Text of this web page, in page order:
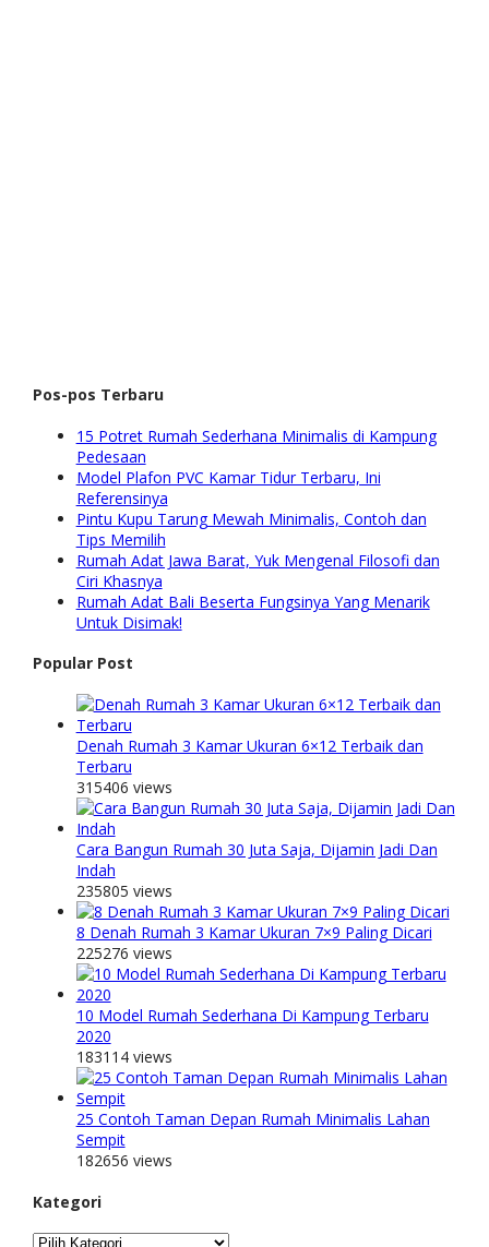
Pos-pos Terbaru
15 Potret Rumah Sederhana Minimalis di Kampung
Pedesaan
Model Plafon PVC Kamar Tidur Terbaru, Ini
Referensinya
Pintu Kupu Tarung Mewah Minimalis, Contoh dan
Tips Memilih
Rumah Adat Jawa Barat, Yuk Mengenal Filosofi dan
Ciri Khasnya
Rumah Adat Bali Beserta Fungsinya Yang Menarik
Untuk Disimak!
Popular Post
Denah Rumah 3 Kamar Ukuran 6×12 Terbaik dan
Terbaru
315406 views
Cara Bangun Rumah 30 Juta Saja, Dijamin Jadi Dan
Indah
235805 views
8 Denah Rumah 3 Kamar Ukuran 7×9 Paling Dicari
225276 views
10 Model Rumah Sederhana Di Kampung Terbaru
2020
183114 views
25 Contoh Taman Depan Rumah Minimalis Lahan
Sempit
182656 views
Kategori
Kategori